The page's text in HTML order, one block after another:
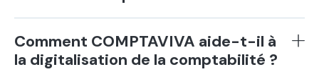
Comment COMPTAVIVA aide-t-il à
la digitalisation de la comptabilité ?